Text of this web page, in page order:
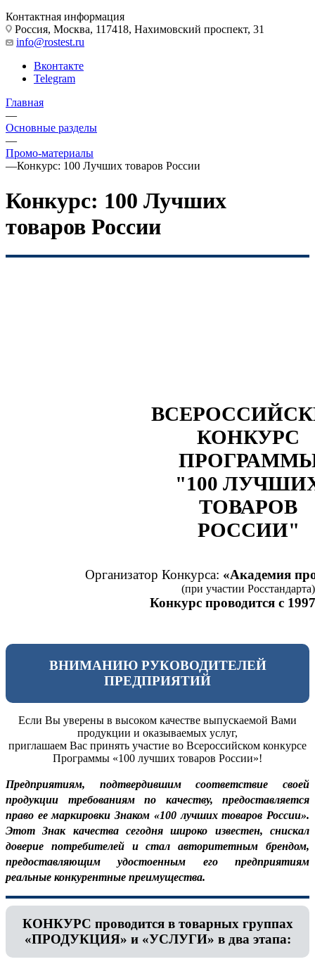
Контактная информация
Россия, Москва, 117418, Нахимовский проспект, 31
info@rostest.ru
Вконтакте
Telegram
Главная
—
Основные разделы
—
Промо-материалы
—Конкурс: 100 Лучших товаров России
Конкурс: 100 Лучших
товаров России
КОНКУРС
"100
ТОВАРОВ
РОССИИ"
Организатор Конкурса: «Академия
(при участии Росстандарта)
Конкурс проводится с
ВНИМАНИЮ РУКОВОДИТЕЛЕЙ
ПРЕДПРИЯТИЙ
Если Вы уверены в высоком качестве выпускаемой Вами
продукции и оказываемых услуг,
приглашаем Вас принять участие во Всероссийском конкурсе
Программы «100 лучших товаров России»!
Предприятиям, подтвердившим соответствие своей
продукции требованиям по качеству, предоставляется
право ее маркировки Знаком «100 лучших товаров России».
Этот Знак качества сегодня широко известен, снискал
доверие потребителей и стал авторитетным брендом,
предоставляющим удостоенным его предприятиям
реальные конкурентные преимущества.
КОНКУРС проводится в товарных группах
«ПРОДУКЦИЯ» и «УСЛУГИ» в два этапа: